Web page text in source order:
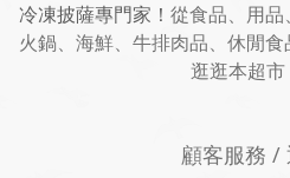
冷凍披薩專門家！ 從食品、用品
火鍋、海鮮、牛排肉品、休閒
逛逛本超市
顧客服務 /